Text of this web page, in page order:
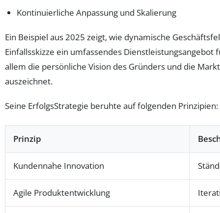
Kontinuierliche Anpassung und Skalierung
Ein Beispiel aus 2025 zeigt, wie dynamische
Einfallsskizze ein umfassendes
allem die persönliche Vision des Gründers und die
auszeichnet.
Seine ErfolgsStrategie beruhte auf folgenden Prinzipien:
Prinzip
Kundennahe Innovation
Agile Produktentwicklung